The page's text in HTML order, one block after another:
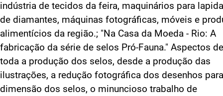
indústria de tecidos da feira, maquinários para
de diamantes, máquinas fotográficas, móveis e
alimentícios da região.; "Na Casa da Moeda - Rio: A
fabricação da série de selos Pró-Fauna." Aspectos de
toda a produção dos selos, desde a produção das
ilustrações, a redução fotográfica dos desenhos
dimensão dos selos, o minuncioso trabalho de